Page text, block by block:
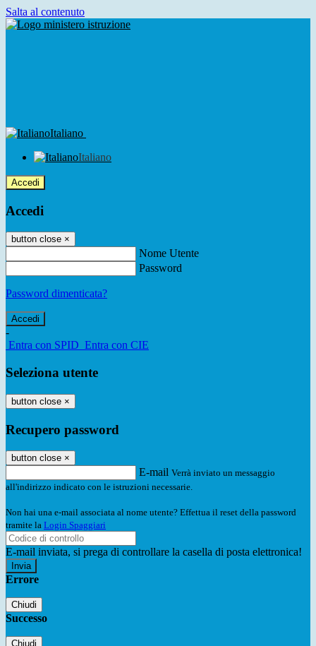
Salta al contenuto
Italiano
Italiano
Accedi
Accedi
button close ×
Nome Utente
Password
Password dimenticata?
-
Entra con SPID Entra con CIE
Seleziona utente
button close ×
Recupero password
button close ×
E-mail Verrà inviato un messaggio
all'indirizzo indicato con le istruzioni necessarie.
Non hai una e-mail associata al nome utente? Effettua il reset della password
tramite la Login Spaggiari
E-mail inviata, si prega di controllare la casella di posta elettronica!
Errore
Chiudi
Successo
Chiudi